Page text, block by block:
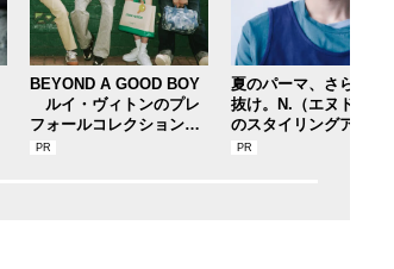
BEYOND A GOOD BOY
ルイ・ヴィトンのプレ
フォールコレクションが
描くプレッピースタイル
夏のパーマ、さらにあか
抜け。N.（エヌドット）
のスタイリングアイテム
で作る旬ヘアのテクニッ